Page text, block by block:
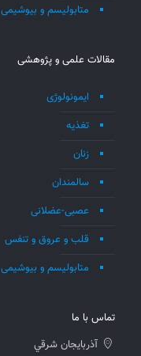
متابولیسم و بیوشیمی
مقالات علمی و پژوهشی
ایمونولوژی
تغذیه
زنان
سالمندان
عصبی-عضلانی
قلب و عروق و تنفس
متابولیسم و بیوشیمی
تماس با ما
آذربايجان شرقي